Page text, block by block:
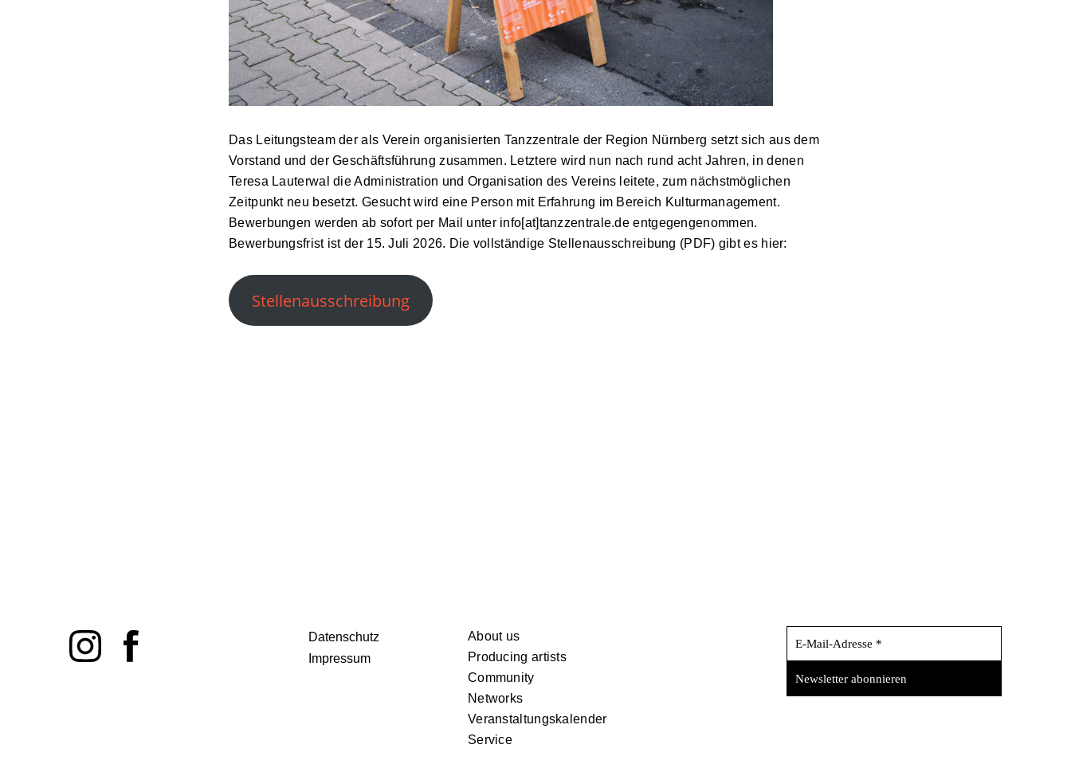
Das Leitungsteam der als Verein organisierten Tanzzentrale der Region Nürnberg setzt sich aus dem
Vorstand und der Geschäftsführung zusammen. Letztere wird nun nach rund acht Jahren, in denen
Teresa Lauterwal die Administration und Organisation des Vereins leitete, zum nächstmöglichen
Zeitpunkt neu besetzt. Gesucht wird eine Person mit Erfahrung im Bereich Kulturmanagement.
Bewerbungen werden ab sofort per Mail unter info[at]tanzzentrale.de entgegengenommen.
Bewerbungsfrist ist der 15. Juli 2026. Die vollständige Stellenausschreibung (PDF) gibt es hier:
Stellenausschreibung
Datenschutz
Impressum
About us
Producing artists
Community
Networks
Veranstaltungskalender
Service